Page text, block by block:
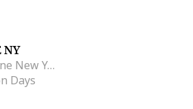
NY
Fond de ten Maybelline New York Fit Me Matte & Poreless, 30 ml, Natural Buff
Days